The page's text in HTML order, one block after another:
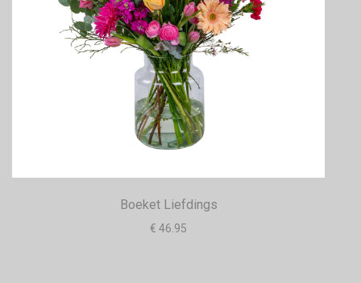
Boeket Liefdings
€ 46.95